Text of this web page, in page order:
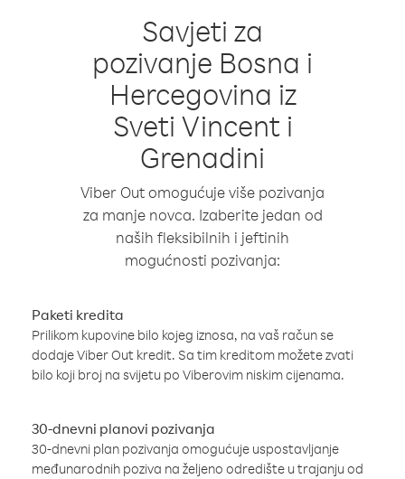
Savjeti za
pozivanje Bosna i
Hercegovina iz
Sveti Vincent i
Grenadini
Viber Out omogućuje više pozivanja
za manje novca. Izaberite jedan od
naših fleksibilnih i jeftinih
mogućnosti pozivanja:
Paketi kredita
Prilikom kupovine bilo kojeg iznosa, na vaš račun se
dodaje Viber Out kredit. Sa tim kreditom možete zvati
bilo koji broj na svijetu po Viberovim niskim cijenama.
30-dnevni planovi pozivanja
30-dnevni plan pozivanja omogućuje uspostavljanje
međunarodnih poziva na željeno odredište u trajanju od